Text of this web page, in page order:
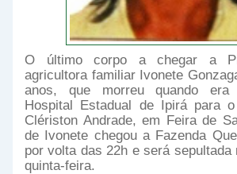
O último corpo a chegar a
agricultora familiar Ivonete
anos, que morreu quando era
Hospital Estadual de Ipirá para
Clériston Andrade, em Feira de
de Ivonete chegou a Fazenda
por volta das 22h e será sepultada
quinta-feira.